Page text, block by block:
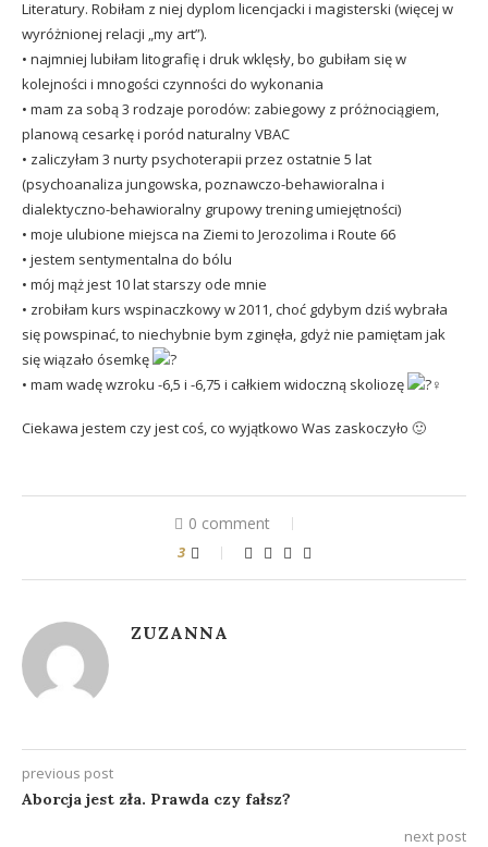
Literatury. Robiłam z niej dyplom licencjacki i magisterski (więcej w
wyróżnionej relacji „my art”).
• najmniej lubiłam litografię i druk wklęsły, bo gubiłam się w
kolejności i mnogości czynności do wykonania
• mam za sobą 3 rodzaje porodów: zabiegowy z próżnociągiem,
planową cesarkę i poród naturalny VBAC
• zaliczyłam 3 nurty psychoterapii przez ostatnie 5 lat
(psychoanaliza jungowska, poznawczo-behawioralna i
dialektyczno-behawioralny grupowy trening umiejętności)
• moje ulubione miejsca na Ziemi to Jerozolima i Route 66
• jestem sentymentalna do bólu
• mój mąż jest 10 lat starszy ode mnie
• zrobiłam kurs wspinaczkowy w 2011, choć gdybym dziś wybrała
się powspinać, to niechybnie bym zginęła, gdyż nie pamiętam jak
się wiązało ósemkę
• mam wadę wzroku -6,5 i -6,75 i całkiem widoczną skoliozę
Ciekawa jestem czy jest coś, co wyjątkowo Was zaskoczyło 🙂
0 comment
3
ZUZANNA
previous post
Aborcja jest zła. Prawda czy fałsz?
next post